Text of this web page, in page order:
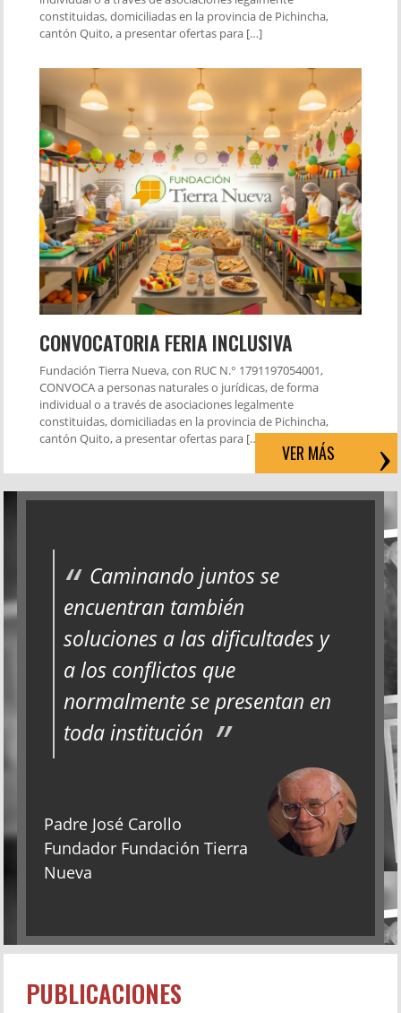
constituidas, domiciliadas en la provincia de Pichincha,
cantón Quito, a presentar ofertas para […]
CONVOCATORIA FERIA INCLUSIVA
Fundación Tierra Nueva, con RUC N.° 1791197054001,
CONVOCA a personas naturales o jurídicas, de forma
individual o a través de asociaciones legalmente
constituidas, domiciliadas en la provincia de Pichincha,
cantón Quito, a presentar ofertas para […]
VER MÁS
Caminando juntos se
encuentran también
soluciones a las dificultades y
a los conflictos que
normalmente se presentan en
toda institución
Padre José Carollo
Fundador Fundación Tierra
Nueva
PUBLICACIONES